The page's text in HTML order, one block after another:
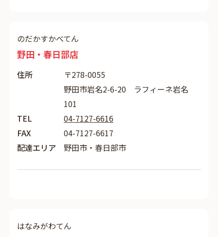
のだかすかべてん
野田・春日部店
住所
〒278-0055
野田市岩名2-6-20 ラフィーネ岩名
101
TEL
04-7127-6616
FAX
04-7127-6617
配達エリア
野田市・春日部市
はなみがわてん